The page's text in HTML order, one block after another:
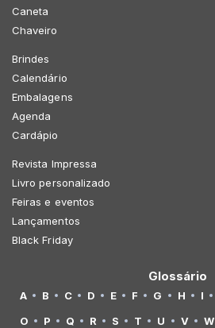
Caneta
Chaveiro
Brindes
Calendário
Embalagens
Agenda
Cardápio
Revista Impressa
Livro personalizado
Feiras e eventos
Lançamentos
Black Friday
Glossário
A B C D E F G H I
O
P Q R S T U V W